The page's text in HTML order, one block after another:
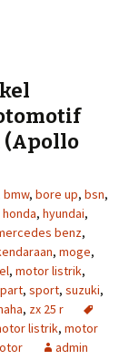
(Apollo
bmw, bore up, bsn,
honda, hyundai,
benz,
, moge,
, motor listrik,
, sport, suzuki,
, zx 25 r
listrik, motor
admin